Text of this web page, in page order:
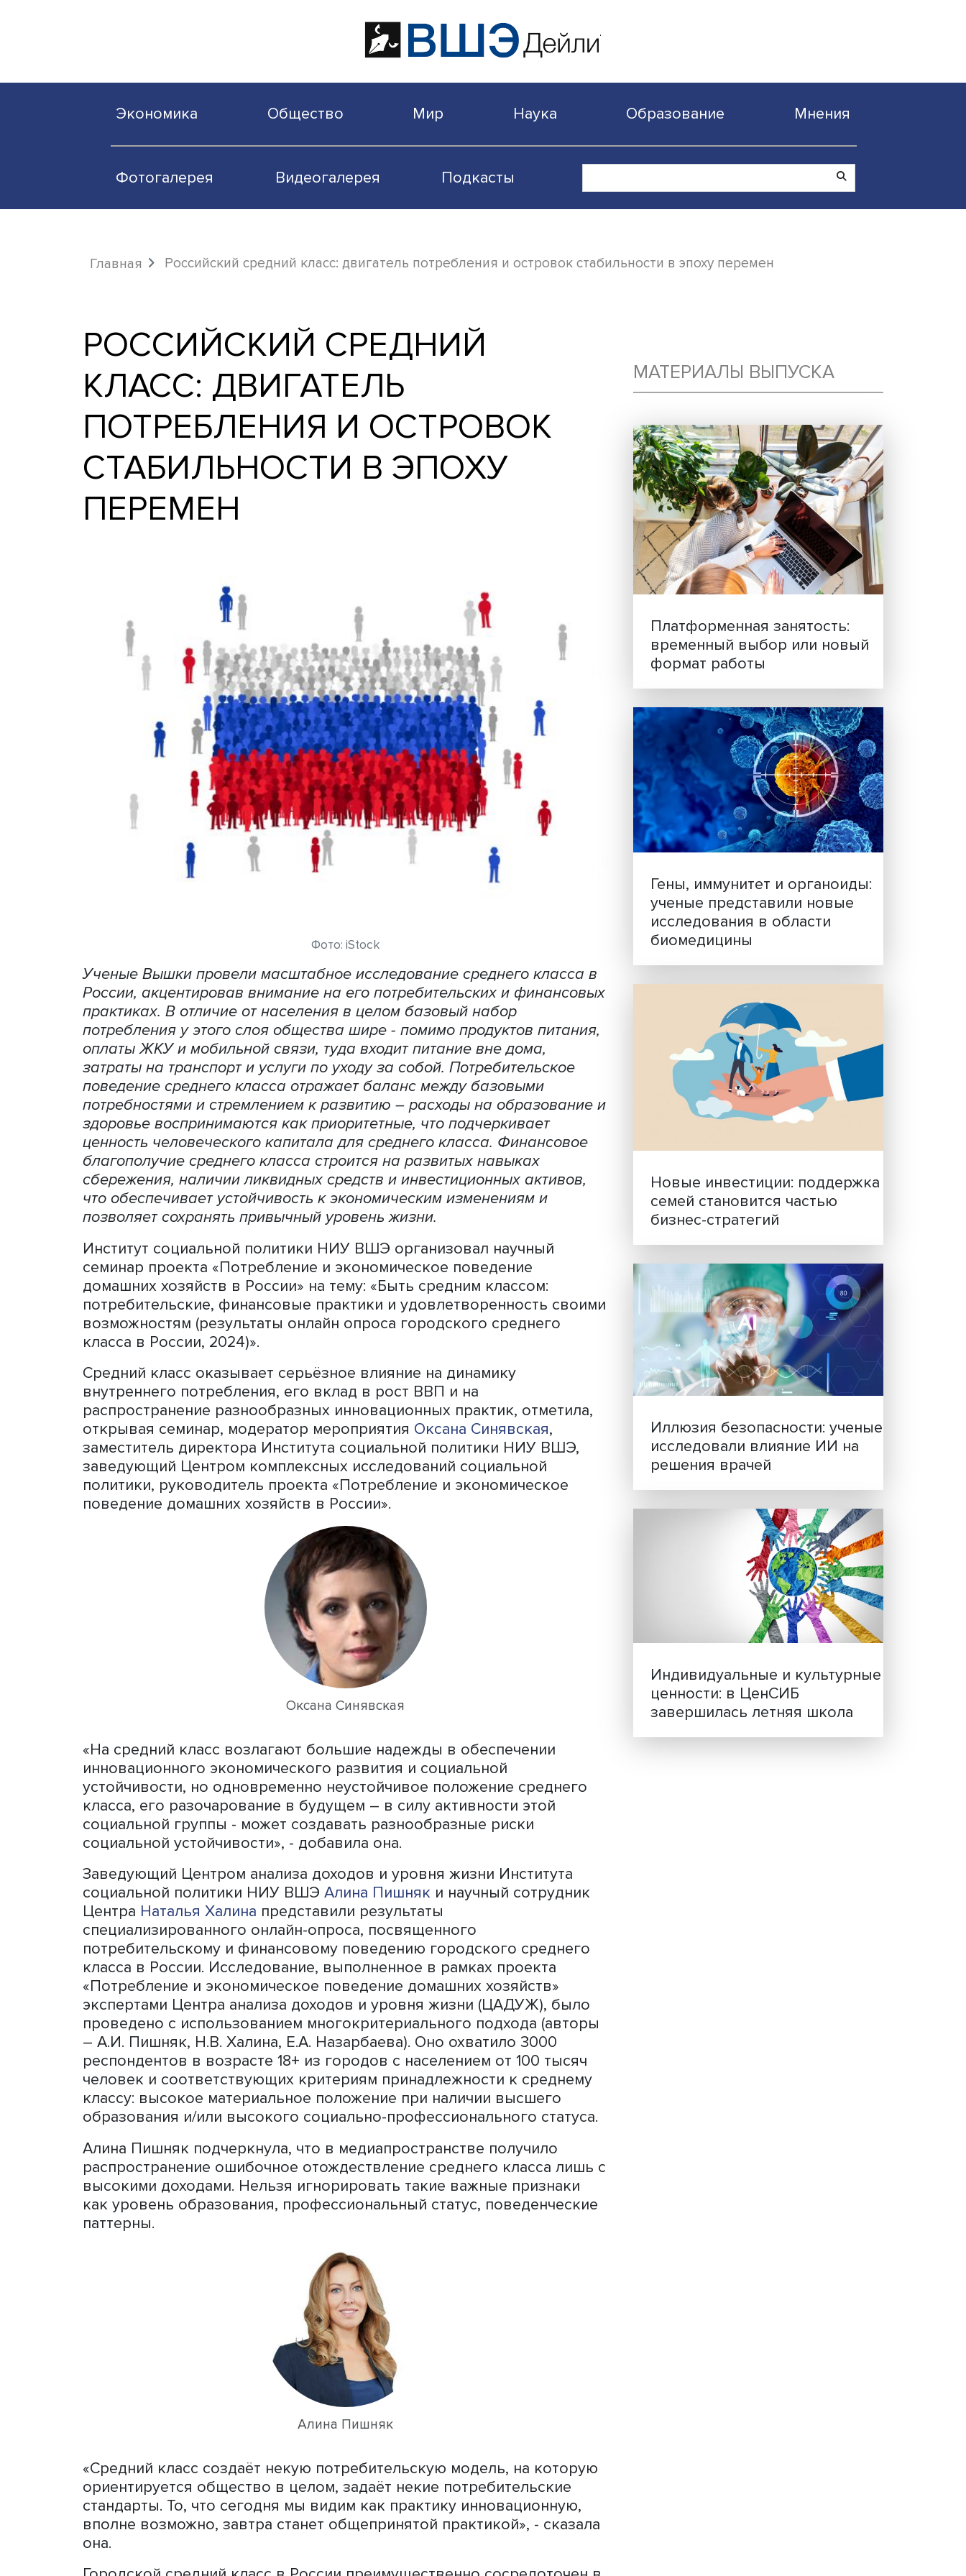
Фотогалерея Видеогалерея Подкасты
РОССИЙСКИЙ СРЕДНИЙ
КЛАСС: ДВИГАТЕЛЬ
ПОТРЕБЛЕНИЯ И ОСТРОВОК
ПЕРЕМЕН
Фото: iStock
Ученые Вышки провели масштабное исследование среднего класса в
России, акцентировав внимание на его потребительских и финансовых
практиках. В отличие от населения в целом базовый набор
потребления у этого слоя общества шире - помимо продуктов питания,
оплаты ЖКУ и мобильной связи, туда входит питание вне дома,
затраты на транспорт и услуги по уходу за собой. Потребительское
поведение среднего класса отражает баланс между базовыми
потребностями и стремлением к развитию – расходы на образование и
здоровье воспринимаются как приоритетные, что подчеркивает
ценность человеческого капитала для среднего класса. Финансовое
благополучие среднего класса строится на развитых навыках
сбережения, наличии ликвидных средств и инвестиционных активов,
что обеспечивает устойчивость к экономическим изменениям и
позволяет сохранять привычный уровень жизни.
Институт социальной политики НИУ ВШЭ организовал научный
семинар проекта «Потребление и экономическое поведение
домашних хозяйств в России» на тему: «Быть средним классом:
потребительские, финансовые практики и удовлетворенность своими
возможностям (результаты онлайн опроса городского среднего
класса в России, 2024)».
Средний класс оказывает серьёзное влияние на динамику
внутреннего потребления, его вклад в рост ВВП и на
распространение разнообразных инновационных практик, отметила,
открывая семинар, модератор мероприятия
,
заместитель директора Института социальной политики НИУ ВШЭ,
заведующий Центром комплексных исследований социальной
политики, руководитель проекта «Потребление и экономическое
Оксана Синявская
«На средний класс возлагают большие надежды в обеспечении
инновационного экономического развития и социальной
устойчивости, но одновременно неустойчивое положение среднего
класса, его разочарование в будущем – в силу активности этой
социальной группы - может создавать разнообразные риски
социальной устойчивости», - добавила она.
Заведующий Центром анализа доходов и уровня жизни Института
социальной политики НИУ ВШЭ Алина Пишняки научный сотрудник
ЦентраНаталья Халинапредставили результаты
специализированного онлайн-опроса, посвященного
класса в России. Исследование, выполненное в рамках проекта
«Потребление и экономическое поведение домашних хозяйств»
экспертами Центра анализа доходов и уровня жизни (ЦАДУЖ), было
проведено с использованием многокритериального подхода (авторы
– А.И. Пишняк, Н.В. Халина, Е.А. Назарбаева). Оно охватило 3000
респондентов в возрасте 18+ из городов с населением от 100 тысяч
человек и соответствующих критериям принадлежности к среднему
классу: высокое материальное положение при наличии высшего
образования и/или высокого социально-профессионального статуса.
Алина Пишняк подчеркнула, что в медиапространстве получило
распространение ошибочное отождествление среднего класса лишь с
высокими доходами. Нельзя игнорировать такие важные признаки
как уровень образования, профессиональный статус, поведенческие
паттерны.
МАТЕРИАЛЫ ВЫПУСКА
Платформенная
временный выбор или
формат работы
Гены, иммунитет и
ученые представили
исследования в области
биомедицины
Новые инвестиции:
семей становится частью
бизнес-стратегий
Иллюзия безопасности:
решения врачей